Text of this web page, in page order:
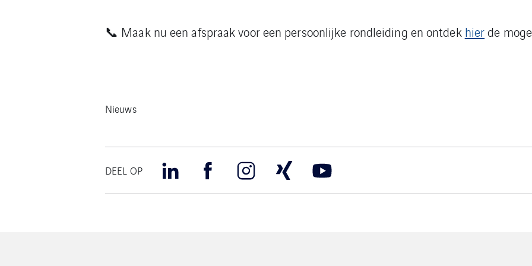
📞 Maak nu een afspraak voor een persoonlijke rondleiding en ontdek hierde
Nieuws
DEEL OP